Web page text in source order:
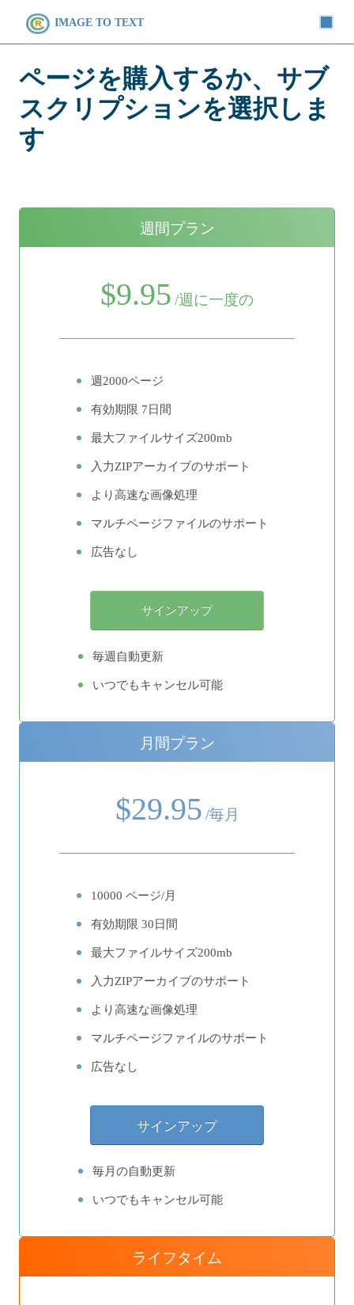
IMAGE TO TEXT
ページを購入するか、サブ
スクリプションを選択しま
す
週間プラン
$9.95 /週に一度の
週2000ページ
有効期限 7日間
最大ファイルサイズ200mb
入力ZIPアーカイブのサポート
より高速な画像処理
マルチページファイルのサポート
広告なし
毎週自動更新
いつでもキャンセル可能
月間プラン
$29.95 /毎月
10000 ページ/月
有効期限 30日間
最大ファイルサイズ200mb
入力ZIPアーカイブのサポート
より高速な画像処理
マルチページファイルのサポート
広告なし
毎月の自動更新
いつでもキャンセル可能
ライフタイム